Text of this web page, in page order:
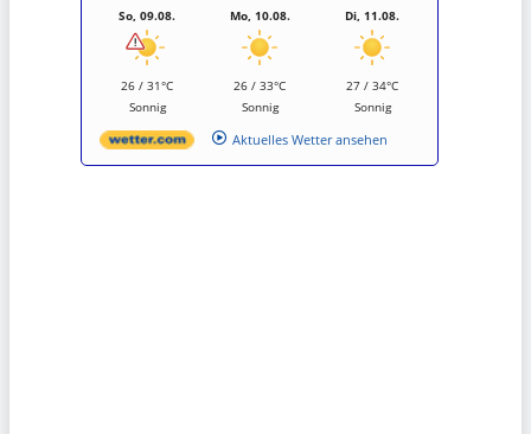
So, 09.08.
26 / 31°C
Sonnig
Mo, 10.08.
26 / 33°C
Sonnig
Di, 11.08.
27 / 34°C
Sonnig
Aktuelles Wetter ansehen